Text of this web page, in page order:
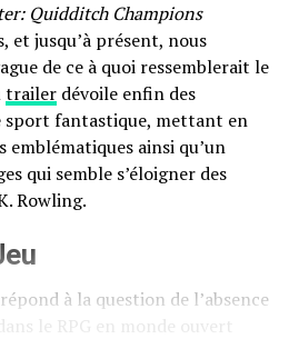
Quidditch Champions
et jusqu’à présent, nous
de ce à quoi ressemblerait le
trailerdévoile enfin des
sport fantastique, mettant en
emblématiques ainsi qu’un
qui semble s’éloigner des
Rowling.
à la question de l’absence